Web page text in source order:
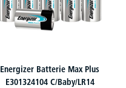
Energizer Batterie Max Plus
E301324104 C/Baby/LR14